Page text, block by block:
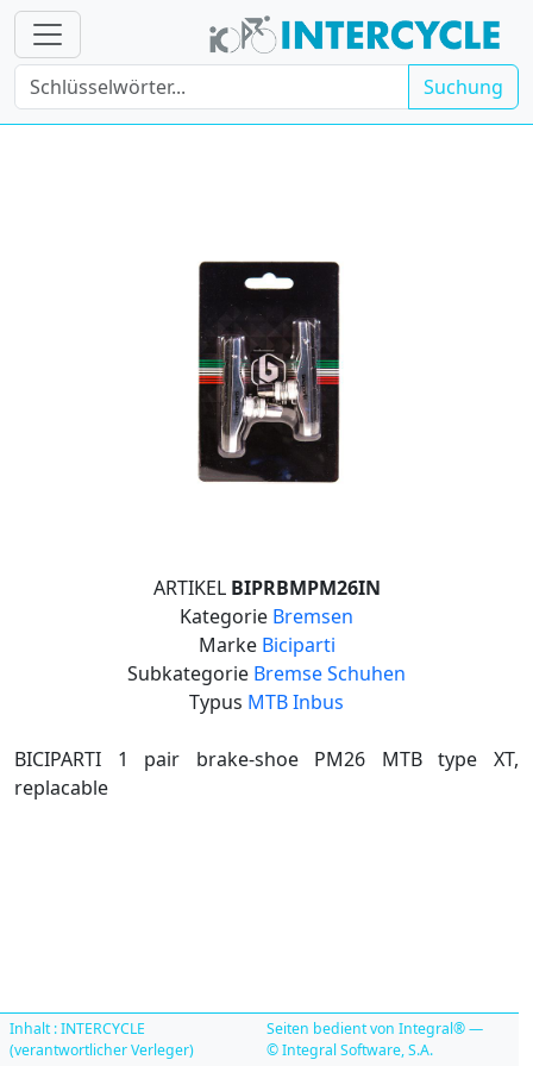
Suchung
ARTIKEL BIPRBMPM26IN
Kategorie Bremsen
Marke Biciparti
Subkategorie Bremse Schuhen
Typus MTB Inbus
BICIPARTI 1 pair brake-shoe PM26 MTB type XT,
replacable
Inhalt : INTERCYCLE
(verantwortlicher Verleger)
Seiten bedient von Integral® —
© Integral Software, S.A.